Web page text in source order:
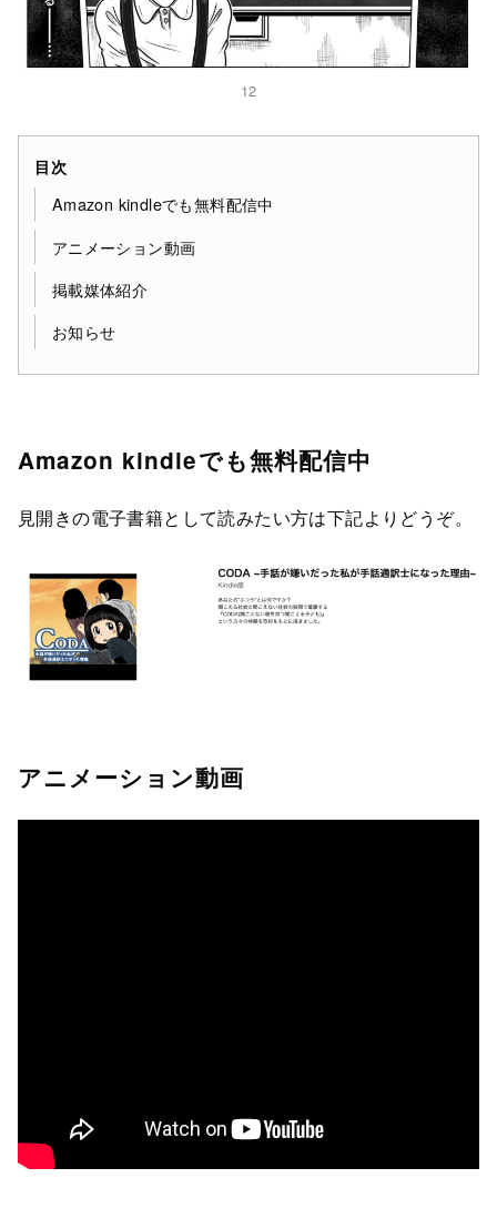
12
目次
Amazon kindleでも無料配信中
アニメーション動画
掲載媒体紹介
お知らせ
Amazon kindleでも無料配信中
見開きの電子書籍として読みたい方は下記よりどうぞ。
アニメーション動画